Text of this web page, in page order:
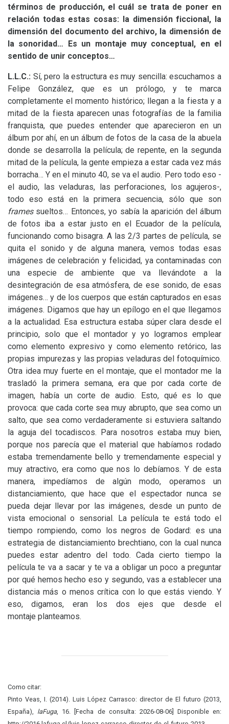
términos de producción, el cuál se trata de poner en
relación todas estas cosas: la dimensión ficcional, la
dimensión del documento del archivo, la dimensión de
la sonoridad… Es un montaje muy conceptual, en el
sentido de unir conceptos…
L.L.C.: Sí, pero la estructura es muy sencilla: escuchamos a
Felipe González, que es un prólogo, y te marca
completamente el momento histórico; llegan a la fiesta y a
mitad de la fiesta aparecen unas fotografías de la familia
franquista, que puedes entender que aparecieron en un
álbum por ahí, en un álbum de fotos de la casa de la abuela
donde se desarrolla la película; de repente, en la segunda
mitad de la película, la gente empieza a estar cada vez más
borracha… Y en el minuto 40, se va el audio. Pero todo eso -
el audio, las veladuras, las perforaciones, los agujeros-,
todo eso está en la primera secuencia, sólo que son
frames sueltos… Entonces, yo sabía la aparición del álbum
de fotos iba a estar justo en el Ecuador de la película,
funcionando como bisagra. A las 2/3 partes de película, se
quita el sonido y de alguna manera, vemos todas esas
imágenes de celebración y felicidad, ya contaminadas con
una especie de ambiente que va llevándote a la
desintegración de esa atmósfera, de ese sonido, de esas
imágenes… y de los cuerpos que están capturados en esas
imágenes. Digamos que hay un epílogo en el que llegamos
a la actualidad. Esa estructura estaba súper clara desde el
principio, solo que el montador y yo logramos emplear
como elemento expresivo y como elemento retórico, las
propias impurezas y las propias veladuras del fotoquímico.
Otra idea muy fuerte en el montaje, que el montador me la
trasladó la primera semana, era que por cada corte de
imagen, había un corte de audio. Esto, qué es lo que
provoca: que cada corte sea muy abrupto, que sea como un
salto, que sea como verdaderamente si estuviera saltando
la aguja del tocadiscos. Para nosotros estaba muy bien,
porque nos parecía que el material que habíamos rodado
estaba tremendamente bello y tremendamente especial y
muy atractivo, era como que nos lo debíamos. Y de esta
manera, impedíamos de algún modo, operamos un
distanciamiento, que hace que el espectador nunca se
pueda dejar llevar por las imágenes, desde un punto de
vista emocional o sensorial. La película te está todo el
tiempo rompiendo, como los negros de Godard: es una
estrategia de distanciamiento brechtiano, con la cual nunca
puedes estar adentro del todo. Cada cierto tiempo la
película te va a sacar y te va a obligar un poco a preguntar
por qué hemos hecho eso y segundo, vas a establecer una
distancia más o menos crítica con lo que estás viendo. Y
eso, digamos, eran los dos ejes que desde el
montaje planteamos.
Como citar:
Pinto Veas, I. (2014). Luis López Carrasco: director de El futuro (2013,
España), laFuga, 16. [Fecha de consulta: 2026-08-06] Disponible en: